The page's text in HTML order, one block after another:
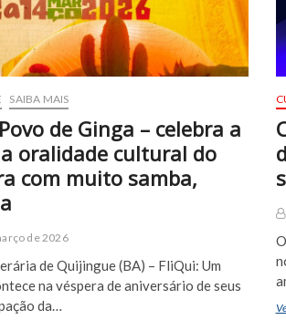
SAIBA MAIS
de Ginga – celebra a
oralidade cultural do
com muito samba,
de 2026
de Quijingue (BA) – FliQui: Um
na véspera de aniversário de seus
da…